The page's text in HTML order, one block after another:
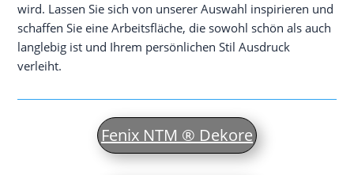
wird. Las­sen Sie sich von unse­rer Aus­wahl inspi­rie­ren und
schaf­fen Sie eine Arbeits­flä­che, die sowohl schön als auch
lang­le­big ist und Ihrem per­sön­li­chen Stil Aus­druck
verleiht.
Fenix NTM ® Dekore